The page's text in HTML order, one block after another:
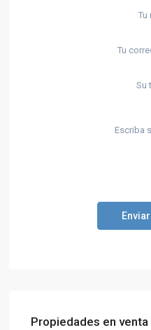
Propiedades en venta